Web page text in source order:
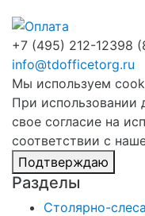
+7 (495) 212-12398
info@tdofficetorg.ru
Мы используем
При использовании
свое согласие на
соответствии с
Подтверждаю
Разделы
Столярно-